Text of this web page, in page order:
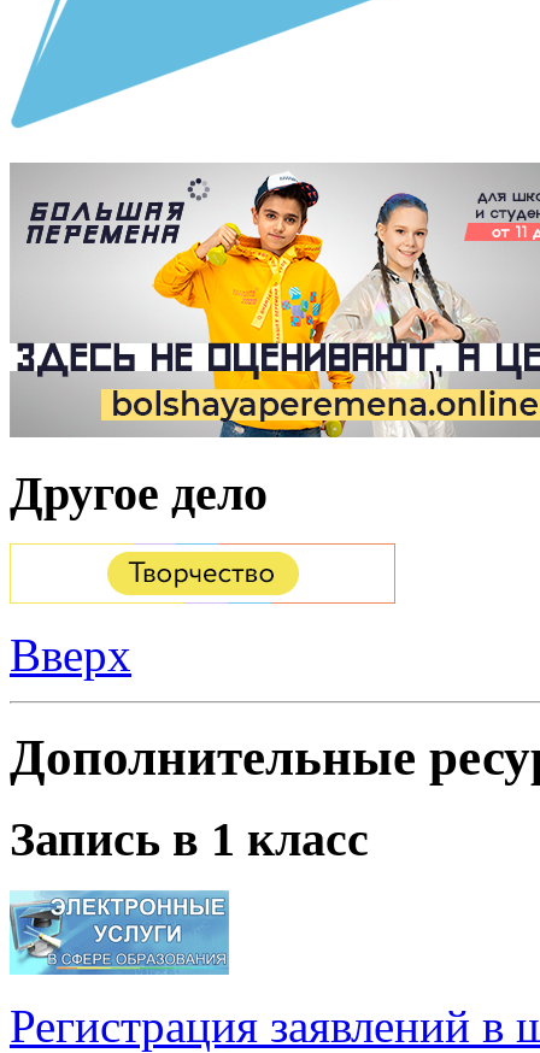
Другое дело
Вверх
Дополнительные
Запись в 1 класс
Регистрация заявлений в